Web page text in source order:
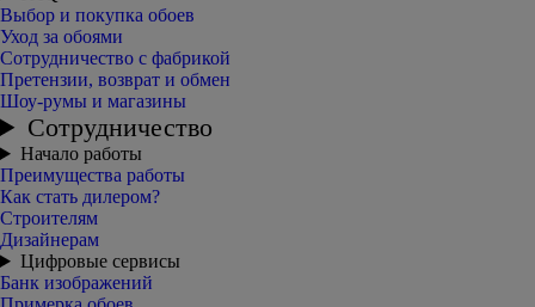
Выбор и покупка обоев
Уход за обоями
Сотрудничество с фабрикой
Претензии, возврат и обмен
Шоу-румы и магазины
Сотрудничество
Начало работы
Преимущества работы
Как стать дилером?
Строителям
Дизайнерам
Цифровые сервисы
Банк изображений